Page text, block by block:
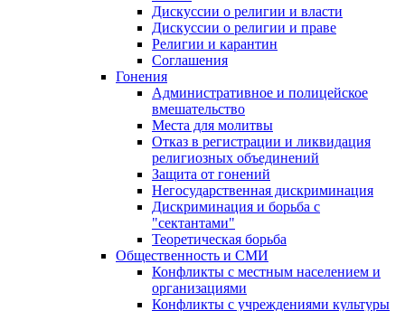
Дискуссии о религии и власти
Дискуссии о религии и праве
Религии и карантин
Соглашения
Гонения
Административное и полицейское
вмешательство
Места для молитвы
Отказ в регистрации и ликвидация
религиозных объединений
Защита от гонений
Негосударственная дискриминация
Дискриминация и борьба с
"сектантами"
Теоретическая борьба
Общественность и СМИ
Конфликты с местным населением и
организациями
Конфликты с учреждениями культуры